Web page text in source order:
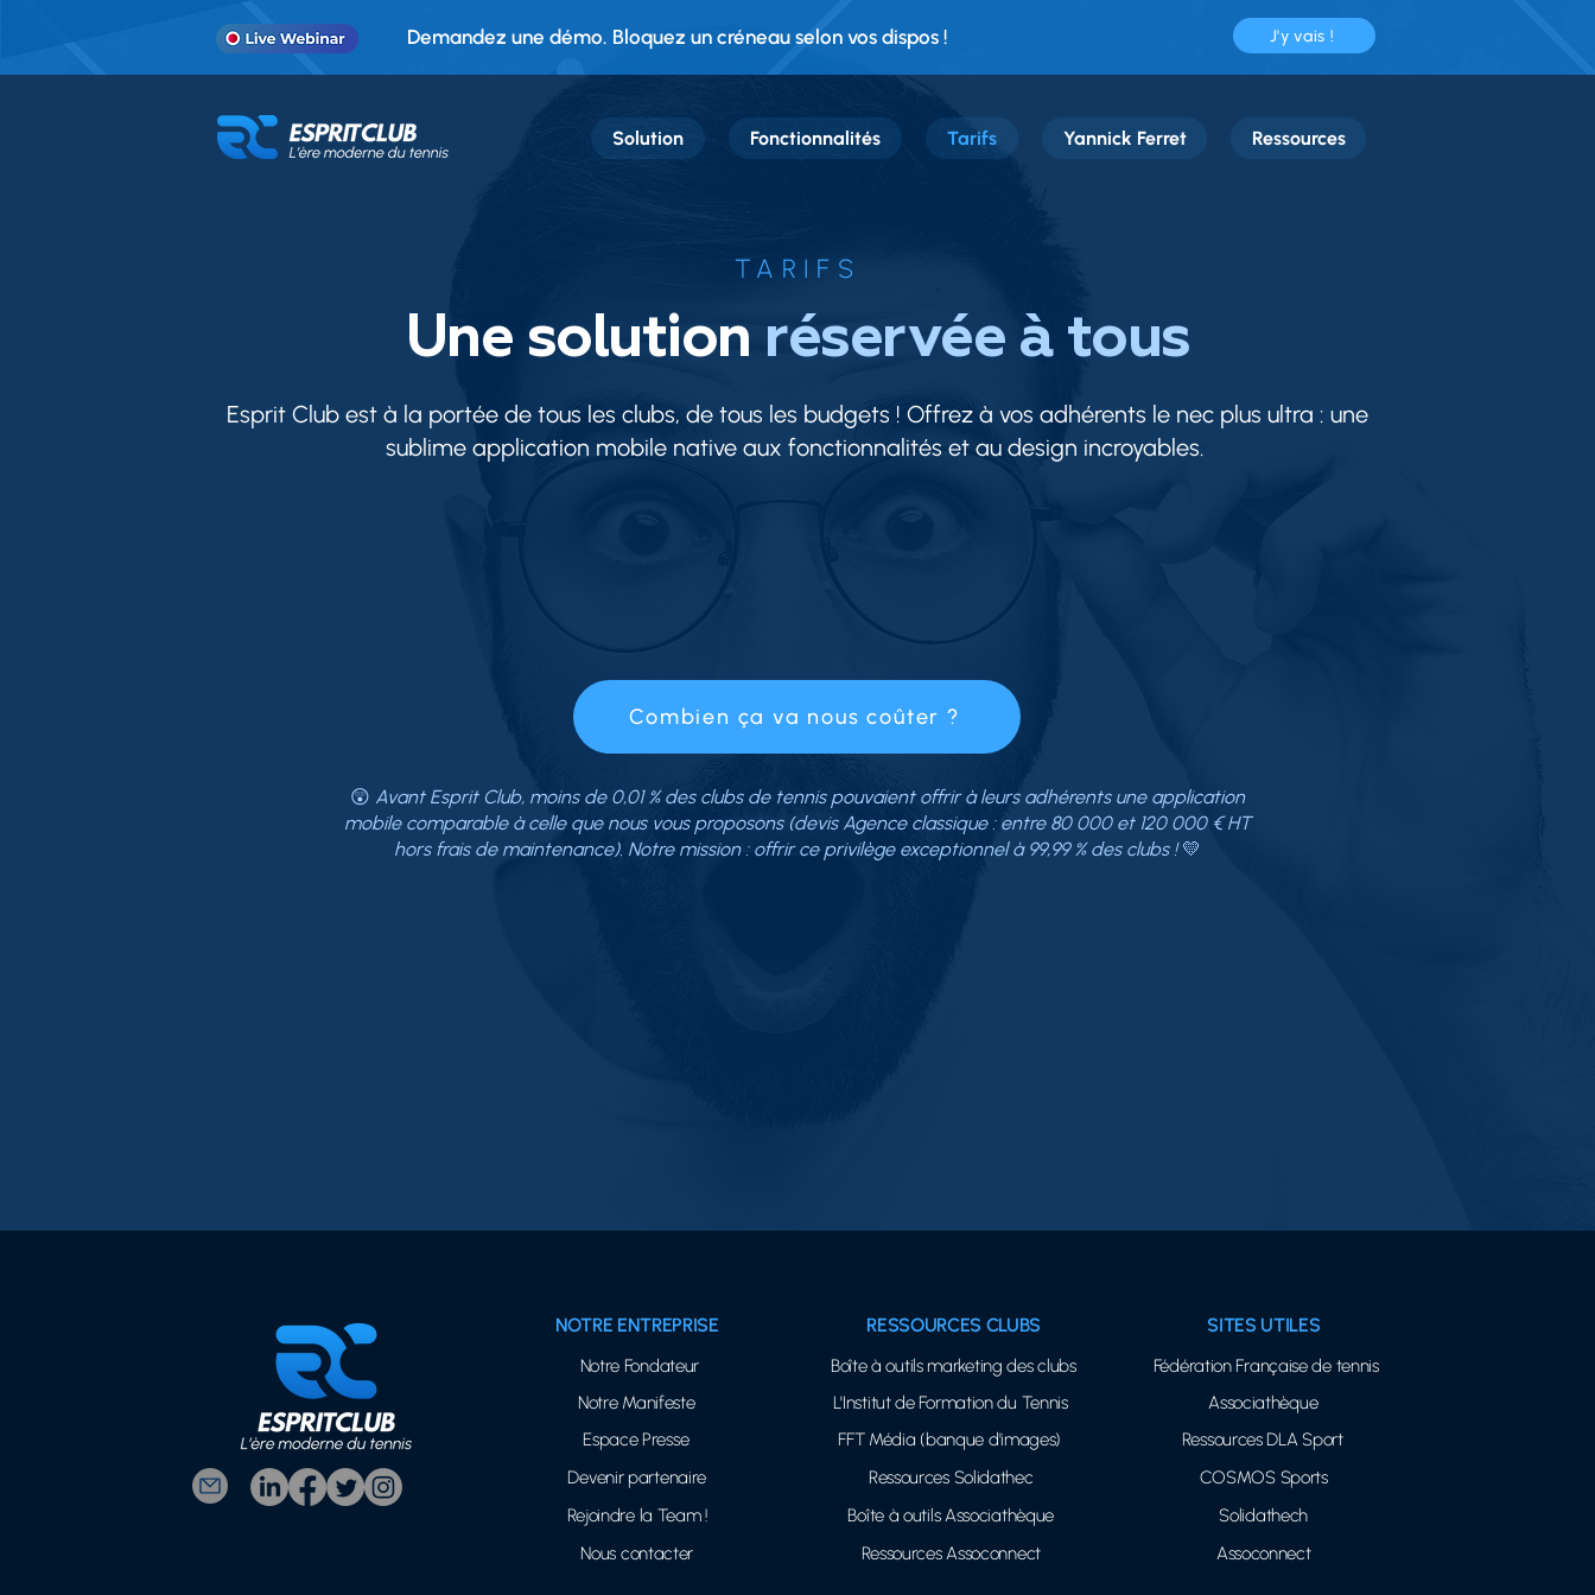
Demandez une démo. Bloquez un créneau selon vos dispos ! J'y vais !
Solution Fonctionnalités Tarifs Yannick Ferret Ressources
TARIFS
Une solution réservée à tous
Esprit Club est à la portée de tous les clubs, de tous les budgets ! Offrez à vos adhérents le nec plus ultra : une
sublime application mobile native aux fonctionnalités et au design incroyables.
Combien ça va nous coûter ?
😲 Avant Esprit Club, moins de 0,01 % des clubs de tennis pouvaient offrir à leurs adhérents une application
mobile comparable à celle que nous vous proposons (devis Agence classique : entre 80 000 et 120 000 € HT
hors frais de maintenance). Notre mission : offrir ce privilège exceptionnel à 99,99 % des clubs !💛
NOTRE ENTREPRISE
Notre Fondateur
Notre Manifeste
Espace Presse
Devenir partenaire
Rejoindre la Team !
Nous contacter
RESSOURCES CLUBS
Boîte à outils marketing des clubs
L'Institut de Formation du Tennis
FFT Média (banque d'images)
Ressources Solidathec
Boîte à outils Associathèque
Ressources Assoconnect
SITES UTILES
Fédération Française de tennis
Associathèque
Ressources DLA Sport
COSMOS Sports
Solidathech
Assoconnect